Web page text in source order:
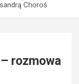
Choroś
rozmowa